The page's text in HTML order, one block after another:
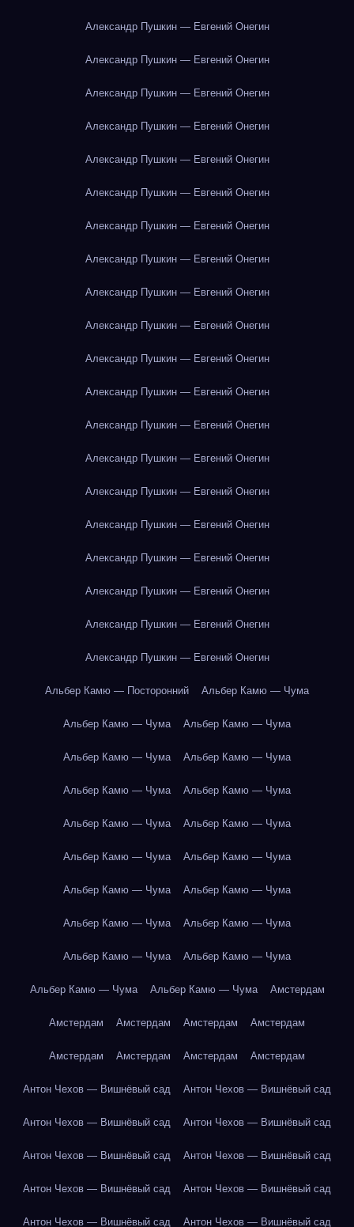
Александр Пушкин — Евгений Онегин
Александр Пушкин — Евгений Онегин
Александр Пушкин — Евгений Онегин
Александр Пушкин — Евгений Онегин
Александр Пушкин — Евгений Онегин
Александр Пушкин — Евгений Онегин
Александр Пушкин — Евгений Онегин
Александр Пушкин — Евгений Онегин
Александр Пушкин — Евгений Онегин
Александр Пушкин — Евгений Онегин
Александр Пушкин — Евгений Онегин
Александр Пушкин — Евгений Онегин
Александр Пушкин — Евгений Онегин
Александр Пушкин — Евгений Онегин
Александр Пушкин — Евгений Онегин
Александр Пушкин — Евгений Онегин
Александр Пушкин — Евгений Онегин
Александр Пушкин — Евгений Онегин
Александр Пушкин — Евгений Онегин
Александр Пушкин — Евгений Онегин
Альбер Камю — Посторонний Альбер Камю — Чума
Альбер Камю — Чума Альбер Камю — Чума
Альбер Камю — Чума Альбер Камю — Чума
Альбер Камю — Чума Альбер Камю — Чума
Альбер Камю — Чума Альбер Камю — Чума
Альбер Камю — Чума Альбер Камю — Чума
Альбер Камю — Чума Альбер Камю — Чума
Альбер Камю — Чума Альбер Камю — Чума
Альбер Камю — Чума Альбер Камю — Чума
Альбер Камю — Чума Альбер Камю — Чума Амстердам
Амстердам Амстердам Амстердам Амстердам
Амстердам Амстердам Амстердам Амстердам
Антон Чехов — Вишнёвый сад Антон Чехов — Вишнёвый сад
Антон Чехов — Вишнёвый сад Антон Чехов — Вишнёвый сад
Антон Чехов — Вишнёвый сад Антон Чехов — Вишнёвый сад
Антон Чехов — Вишнёвый сад Антон Чехов — Вишнёвый сад
Антон Чехов — Вишнёвый сад Антон Чехов — Вишнёвый сад